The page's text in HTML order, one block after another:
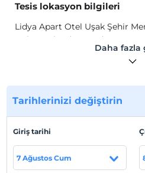
Tesis lokasyon bilgileri
Lidya Apart Otel Uşak Şehir
Bulunmaktadır. 18 Adet 1+1
Yemeğinizi Yapabileceğiniz
Bulunmaktadır. Her Türlü
Otel koşulları
Daha fazla
Tarihlerinizi değiştirin
Giriş tarihi
7 Ağustos Cum